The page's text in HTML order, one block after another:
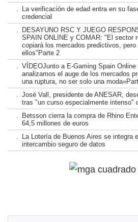
La verificación de edad entra en su
credencial
DESAYUNO RSC Y JUEGO
SPAIN ONLINE y COMAR: "El sector
copiará los mercados predictivos,
ellos"Parte 2
VÍDEOJunto a E-Gaming Spain
analizamos el auge de los mercados
una ruptura, no ser solo una
José Vall, presidente de ANESAR,
tras "un curso especialmente intenso"
Betsson cierra la compra de Rhino
64,5 millones de euros
La Lotería de Buenos Aires se integra
intercambio seguro de datos